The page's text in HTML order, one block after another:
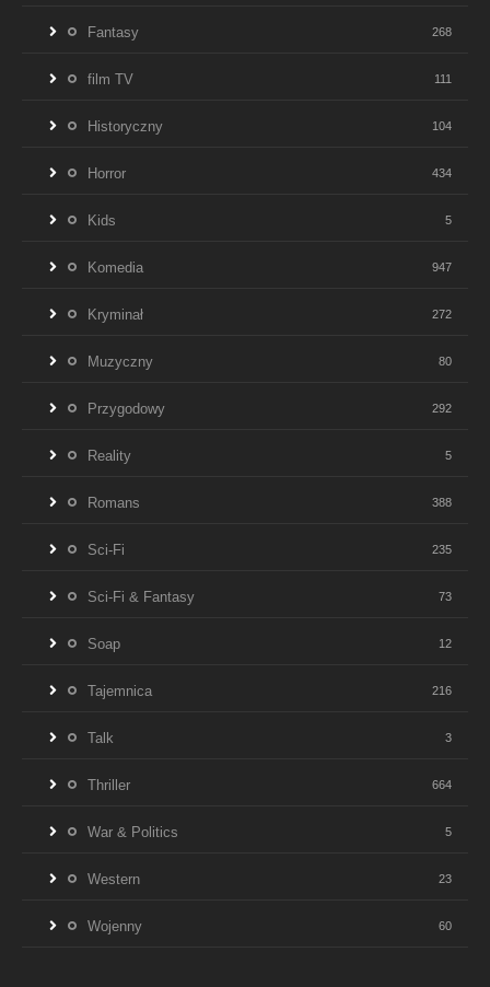
Fantasy 268
film TV 111
Historyczny 104
Horror 434
Kids 5
Komedia 947
Kryminał 272
Muzyczny 80
Przygodowy 292
Reality 5
Romans 388
Sci-Fi 235
Sci-Fi & Fantasy 73
Soap 12
Tajemnica 216
Talk 3
Thriller 664
War & Politics 5
Western 23
Wojenny 60